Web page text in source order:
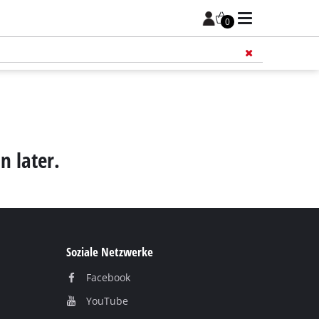
0
later.
Soziale Netzwerke
Facebook
YouTube